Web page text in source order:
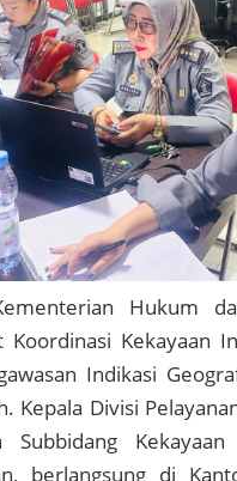
Hukum
Koordinasi Kekayaan
Indikasi
Kepala Divisi
berlangsung di